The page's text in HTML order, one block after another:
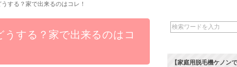
する？家で出来るのはコレ！
する？家で出来るのはコ
【家庭用脱毛機ケノン